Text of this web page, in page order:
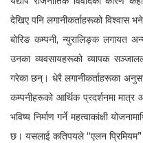
देखिए पनि लगानीकर्ताहरूको विश्वास
बोरिङ कम्पनी, न्युरालिङ्क लगायत
उनका व्यवसायहरूको व्यापक
गरेका छन्। धेरै लगानीकर्ताहरूका
कम्पनीहरूको आर्थिक प्रदर्शनमा
भविष्य निर्माण गर्ने महत्वाकांक्षी
छ। यसलाई कतिपयले “एलन प्रिमियम”